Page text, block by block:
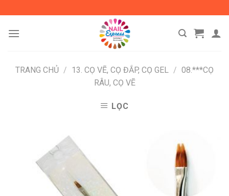
content
TRANG CHỦ / 13. CỌ VẼ, CỌ ĐẮP, CỌ GEL / 08.***CỌ
RÂU, CỌ VẼ
LỌC